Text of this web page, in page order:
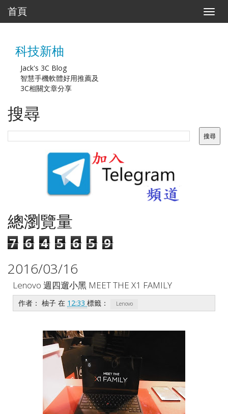
T
o
o
首頁
科技新柚
Jack's 3C Blog
智慧手機軟體好用推薦及
3C相關文章分享
搜尋
總瀏覽量
7 6 4 5 6 5 9
2016/03/16
Lenovo 週四遛小黑 MEET THE X1 FAMILY
作者： 柚子 在 12:33 標籤： Lenovo